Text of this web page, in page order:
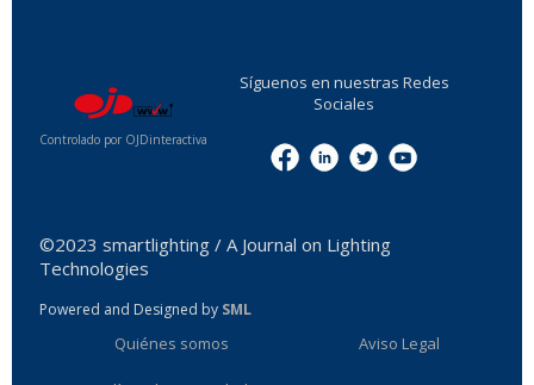
Controlado por OJDinteractiva
Síguenos en nuestras Redes
Sociales
©2023 smartlighting / A Journal on Lighting
Technologies
Powered and Designed by SML
Quiénes somos Aviso Legal